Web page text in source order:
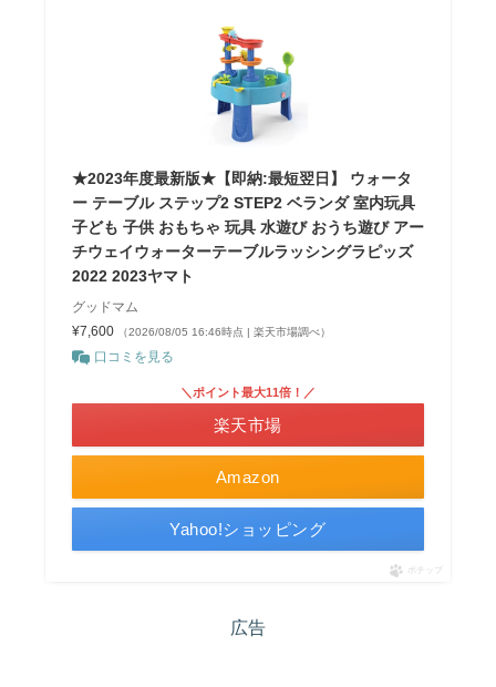
★2023年度最新版★【即納:最短翌日】 ウォータ
ー テーブル ステップ2 STEP2 ベランダ 室内玩具
子ども 子供 おもちゃ 玩具 水遊び おうち遊び アー
チウェイウォーターテーブルラッシングラピッズ
2022 2023ヤマト
グッドマム
¥7,600
（2026/08/05 16:46時点 | 楽天市場調べ）
口コミを見る
Amazon
＼ポイント最大11倍！／
楽天市場
Yahoo!ショッピング
ポチップ
広告